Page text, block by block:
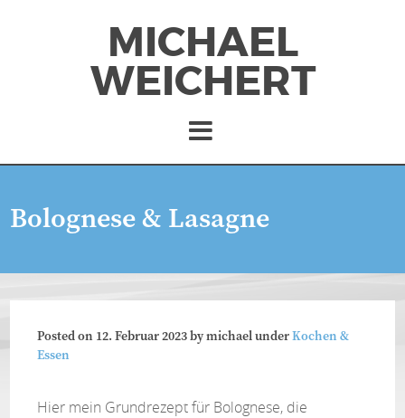
MICHAEL
WEICHERT
Bolognese & Lasagne
Posted on 12. Februar 2023bymichaelunderKochen &
Essen
Hier mein Grundrezept für Bolognese, die